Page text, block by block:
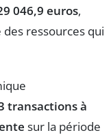
046,9 euros,
ressources qui
transactions à
sur la période